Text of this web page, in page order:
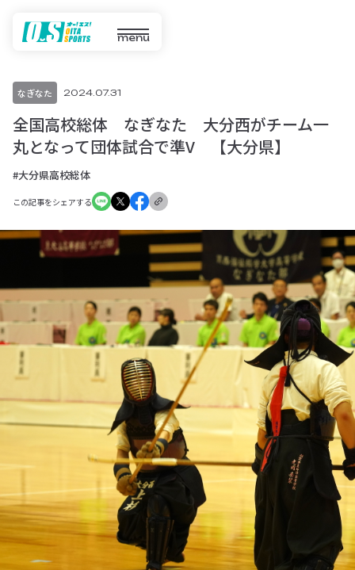
menu
なぎなた 2024.07.31
全国高校総体 なぎなた 大分西がチーム一
丸となって団体試合で準V 【大分県】
#大分県高校総体
この記事をシェアする